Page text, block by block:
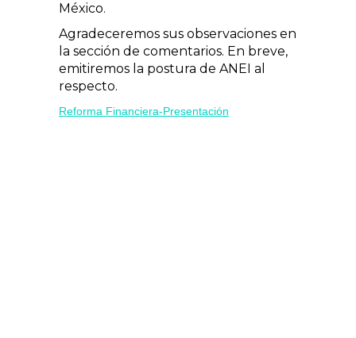
México.
Agradeceremos sus observaciones en
la sección de comentarios. En breve,
emitiremos la postura de ANEI al
respecto.
Reforma Financiera-Presentación